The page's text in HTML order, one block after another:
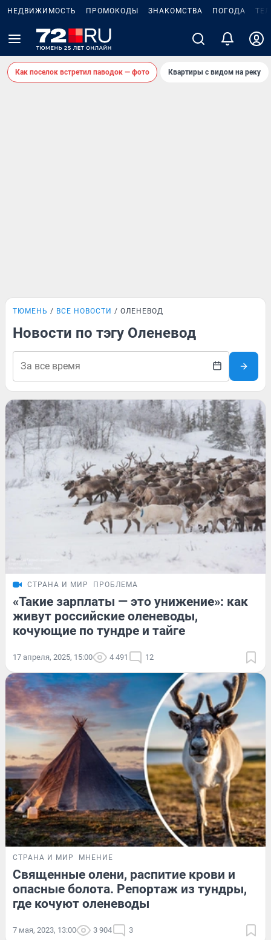
НЕДВИЖИМОСТЬ ПРОМОКОДЫ ЗНАКОМСТВА ПОГОДА
Как поселок встретил паводок — фото Квартиры с видом на реку
ТЮМЕНЬ ВСЕ НОВОСТИ ОЛЕНЕВОД
Новости по тэгу Оленевод
СТРАНА И МИР ПРОБЛЕМА
«Такие зарплаты — это унижение»: как
живут российские оленеводы,
кочующие по тундре и тайге
17 апреля, 2025, 15:00 4 491 12
СТРАНА И МИР МНЕНИЕ
Священные олени, распитие крови и
опасные болота. Репортаж из тундры,
где кочуют оленеводы
7 мая, 2023, 13:00 3 904 3